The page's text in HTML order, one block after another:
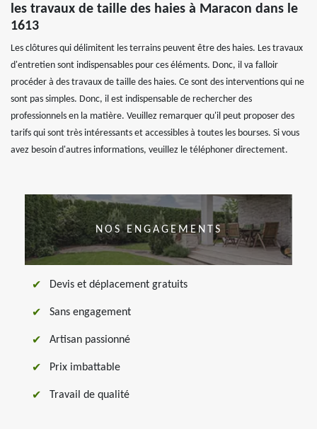
les travaux de taille des haies à Maracon dans le
1613
Les clôtures qui délimitent les terrains peuvent être des haies. Les travaux
d'entretien sont indispensables pour ces éléments. Donc, il va falloir
procéder à des travaux de taille des haies. Ce sont des interventions qui ne
sont pas simples. Donc, il est indispensable de rechercher des
professionnels en la matière. Veuillez remarquer qu'il peut proposer des
tarifs qui sont très intéressants et accessibles à toutes les bourses. Si vous
avez besoin d'autres informations, veuillez le téléphoner directement.
NOS ENGAGEMENTS
Devis et déplacement gratuits
Sans engagement
Artisan passionné
Prix imbattable
Travail de qualité